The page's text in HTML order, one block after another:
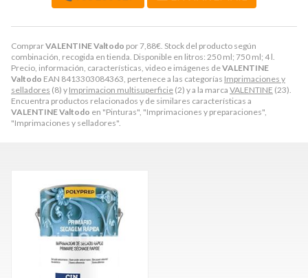
ComprarVALENTINE Valtodo por7,88€ . Stock del producto según
combinación, recogida en tienda. Disponible en litros: 250 ml; 750 ml; 4 l.
Precio, información, características, video e imágenes deVALENTINE
Valtodo EAN 8413303084363, pertenece a las categorías Imprimaciones y
selladores (8) y Imprimacion multisuperficie (2) y a la marca VALENTINE (23).
Encuentra productos relacionados y de similares características a
VALENTINE Valtodo en "Pinturas", "Imprimaciones y preparaciones",
"Imprimaciones y selladores".